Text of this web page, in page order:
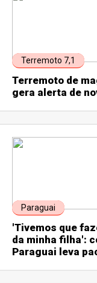
Terremoto 7,1
Terremoto de
gera alerta de
Paraguai
'Tivemos que
da minha filha':
Paraguai leva